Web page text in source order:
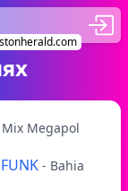
Megapol
- Bahia